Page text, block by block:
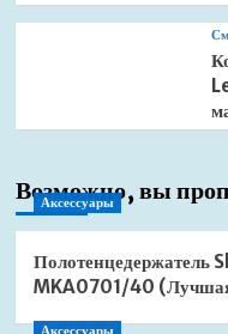
Возможно, вы
Аксессуары
Полотенцедержатель
MKA0701/40
Аксессуары